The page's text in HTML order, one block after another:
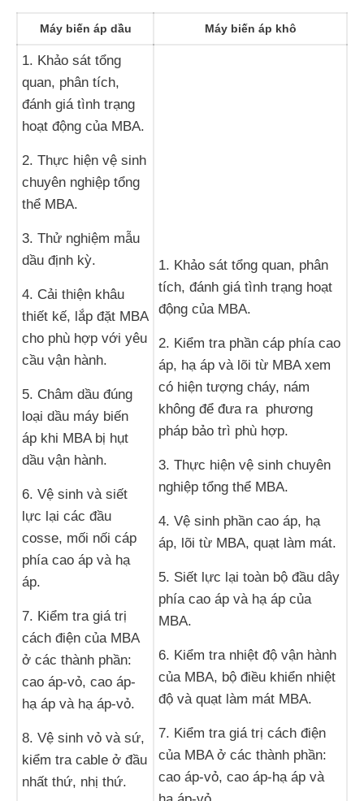
Máy biến áp dầu Máy biến áp khô
1. Khảo sát tổng
quan, phân tích,
đánh giá tình trạng
hoạt động của MBA.
2. Thực hiện vệ sinh
chuyên nghiệp tổng
thể MBA.
3. Thử nghiệm mẫu
dầu định kỳ.
4. Cải thiện khâu
thiết kế, lắp đặt MBA
cho phù hợp với yêu
cầu vận hành.
5. Châm dầu đúng
loại dầu máy biến
áp khi MBA bị hụt
dầu vận hành.
6. Vệ sinh và siết
lực lại các đầu
cosse, mối nối cáp
phía cao áp và hạ
áp.
7. Kiểm tra giá trị
cách điện của MBA
ở các thành phần:
cao áp-vỏ, cao áp-
hạ áp và hạ áp-vỏ.
8. Vệ sinh vỏ và sứ,
kiểm tra cable ở đầu
nhất thứ, nhị thứ.
1. Khảo sát tổng quan, phân
tích, đánh giá tình trạng hoạt
động của MBA.
2. Kiểm tra phần cáp phía cao
áp, hạ áp và lõi từ MBA xem
có hiện tượng cháy, nám
không để đưa ra phương
pháp bảo trì phù hợp.
3. Thực hiện vệ sinh chuyên
nghiệp tổng thể MBA.
4. Vệ sinh phần cao áp, hạ
áp, lõi từ MBA, quạt làm mát.
5. Siết lực lại toàn bộ đầu dây
phía cao áp và hạ áp của
MBA.
6. Kiểm tra nhiệt độ vận hành
của MBA, bộ điều khiển nhiệt
độ và quạt làm mát MBA.
7. Kiểm tra giá trị cách điện
của MBA ở các thành phần:
cao áp-vỏ, cao áp-hạ áp và